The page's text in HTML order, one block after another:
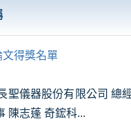
得獎名單
諄 台灣聯想環球科技股份有限公司 技術總監 常務理事 陳志蓬 奇鋐科...